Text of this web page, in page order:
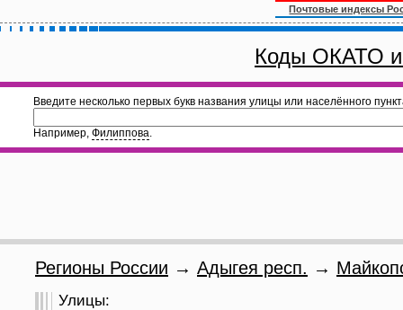
Почтовые индексы
Коды ОКАТО
Введите несколько первых букв названия улицы или населённого
Например, Филиппова.
Регионы России → Адыгея респ. →
Улицы: